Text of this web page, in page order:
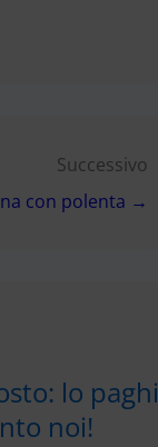
Successivo
con polenta →
lo paghi
noi!